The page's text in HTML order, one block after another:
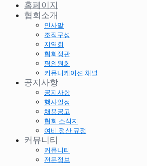
홈페이지
협회소개
인사말
조직구성
지역회
협회정관
평의원회
커뮤니케이션 채널
공지사항
공지사항
행사일정
채용공고
협회 소식지
여비 정산 규정
커뮤니티
커뮤니티
전문정보